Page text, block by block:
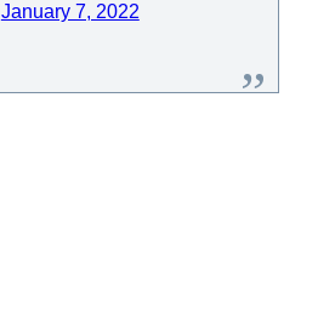
January 7, 2022